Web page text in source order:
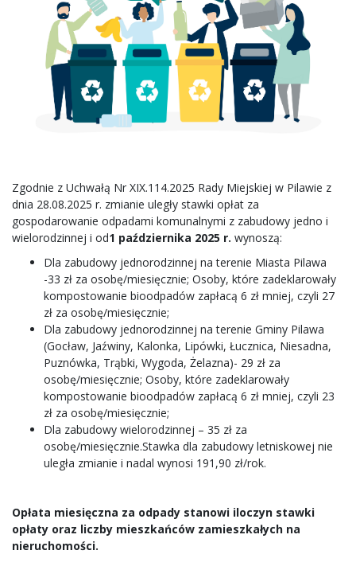
Zgodnie z Uchwałą Nr XIX.114.2025 Rady Miejskiej w Pilawie z
dnia 28.08.2025 r. zmianie uległy stawki opłat za
gospodarowanie odpadami komunalnymi z zabudowy jedno i
wielorodzinnej i od1 października 2025 r. wynoszą:
Dla zabudowy jednorodzinnej na terenie Miasta Pilawa
-33 zł za osobę/miesięcznie; Osoby, które zadeklarowały
kompostowanie bioodpadów zapłacą 6 zł mniej, czyli 27
zł za osobę/miesięcznie;
Dla zabudowy jednorodzinnej na terenie Gminy Pilawa
(Gocław, Jaźwiny, Kalonka, Lipówki, Łucznica, Niesadna,
Puznówka, Trąbki, Wygoda, Żelazna)- 29 zł za
osobę/miesięcznie; Osoby, które zadeklarowały
kompostowanie bioodpadów zapłacą 6 zł mniej, czyli 23
zł za osobę/miesięcznie;
Dla zabudowy wielorodzinnej – 35 zł za
osobę/miesięcznie.Stawka dla zabudowy letniskowej nie
uległa zmianie i nadal wynosi 191,90 zł/rok.
Opłata miesięczna za odpady stanowi iloczyn stawki
opłaty oraz liczby mieszkańców zamieszkałych na
nieruchomości.